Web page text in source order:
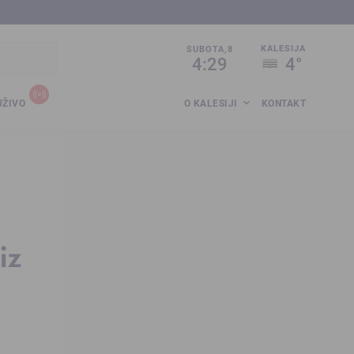
SUBOTA,8
4:29
KALESIJA
4°
O KALESIJI KONTAKT